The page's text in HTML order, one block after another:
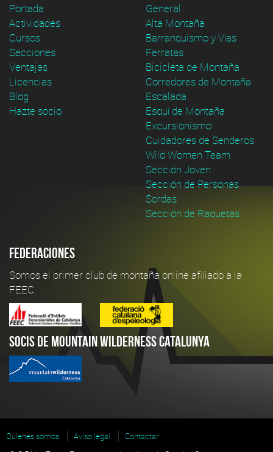
Portada
Actividades
Cursos
Secciones
Ventajas
Licencias
Blog
Hazte socio
General
Alta Montaña
Barranquismo y Vías
Ferratas
Bicicleta de Montaña
Corredores de Montaña
Escalada
Esquí de Montaña
Excursionismo
Cuidadores de Senderos
Wild Women Team
Sección Joven
Sección de Personas
Sordas
Sección de Raquetas
Federaciones
Somos el primer club de montaña online afiliado a la
FEEC.
Socis de Mountain Wilderness Catalunya
Quienes somos Aviso legal
Contactar